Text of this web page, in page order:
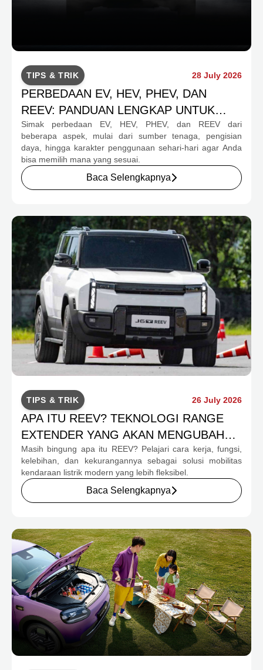
TIPS & TRIK 28 July 2026
PERBEDAAN EV, HEV, PHEV, DAN
REEV: PANDUAN LENGKAP UNTUK
CALON PEMBELI
Simak perbedaan EV, HEV, PHEV, dan REEV dari
beberapa aspek, mulai dari sumber tenaga, pengisian
daya, hingga karakter penggunaan sehari-hari agar Anda
bisa memilih mana yang sesuai.
Baca Selengkapnya
TIPS & TRIK 26 July 2026
APA ITU REEV? TEKNOLOGI RANGE
EXTENDER YANG AKAN MENGUBAH
MOBILITAS EV INDONESIA
Masih bingung apa itu REEV? Pelajari cara kerja, fungsi,
kelebihan, dan kekurangannya sebagai solusi mobilitas
kendaraan listrik modern yang lebih fleksibel.
Baca Selengkapnya